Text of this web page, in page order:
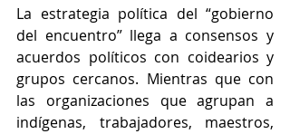
La estrategia política del “gobierno
del encuentro” llega a consensos y
acuerdos políticos con coidearios y
grupos cercanos. Mientras que con
las organizaciones que agrupan a
indígenas, trabajadores, maestros,